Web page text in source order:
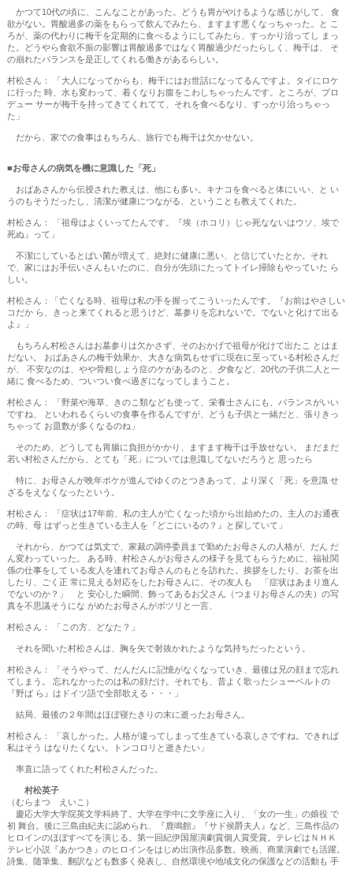
かつて10代の頃に、こんなことがあった。どうも胃がやけるような感じがして、 食
欲がない。胃酸過多の薬をもらって飲んでみたら、ますます悪くなっちゃった。と こ
ろが、薬の代わりに梅干を定期的に食べるようにしてみたら、すっかり治ってし まっ
た。どうやら食欲不振の影響は胃酸過多ではなく胃酸過少だったらしく、梅干は、 そ
の崩れたバランスを是正してくれる働きがあるらしい。
村松さん： 「大人になってからも、梅干にはお世話になってるんですよ。タイにロケ
に行った 時、水も変わって、着くなりお腹をこわしちゃったんです。ところが、プロ
デュー サーが梅干を持ってきてくれてて、それを食べるなり、すっかり治っちゃっ
た」
だから、家での食事はもちろん、旅行でも梅干は欠かせない。
■お母さんの病気を機に意識した「死」
おばあさんから伝授された教えは、他にも多い。キナコを食べると体にいい、と い
うのもそうだったし、清潔が健康につながる、ということも教えてくれた。
村松さん： 「祖母はよくいってたんです。『埃（ホコリ）じゃ死なないはウソ、埃で
死ぬ』って」
不潔にしているとばい菌が増えて、絶対に健康に悪い、と信じていたとか。それ
で、家にはお手伝いさんもいたのに、自分が先頭にたってトイレ掃除もやっていた ら
しい。
村松さん：「亡くなる時、祖母は私の手を握ってこういったんです。『お前はやさしい
コだか ら、きっと来てくれると思うけど、墓参りを忘れないで。でないと化けて出る
よ』」
もちろん村松さんはお墓参りは欠かさず、そのおかげで祖母が化けて出たこ とはま
だない。 おばあさんの梅干効果か、大きな病気もせずに現在に至っている村松さんだ
が、 不安なのは、やや骨粗しょう症のケがあるのと、夕食など、20代の子供二人と一
緒に 食べるため、ついつい食べ過ぎになってしまうこと。
村松さん： 「野菜や海草、きのこ類なども使って、栄養士さんにも、バランスがいい
ですね、 といわれるくらいの食事を作るんですが、どうも子供と一緒だと、張りきっ
ちゃって お皿数が多くなるのね」
そのため、どうしても胃腸に負担がかかり、ますます梅干は手放せない。 まだまだ
若い村松さんだから、とても「死」については意識してないだろうと 思ったら
特に、お母さんが晩年ボケが進んでゆくのとつきあって、より深く「死」を意識 せ
ざるをえなくなったという。
村松さん： 「症状は17年前、私の主人が亡くなった頃から出始めたの。主人のお通夜
の時、母 はずっと生きている主人を『どこにいるの？』と探していて」
それから、かつては気丈で、家裁の調停委員まで勤めたお母さんの人格が、だん だ
ん変わっていった。 ある時、村松さんがお母さんの様子を見てもらうために、福祉関
係の仕事をして いる友人を連れてお母さんのもとを訪れた。挨拶をしたり、お茶を出
したり、ごく正 常に見える対応をしたお母さんに、その友人も 「症状はあまり進ん
でないのか？」 と 安心した瞬間、飾ってあるお父さん（つまりお母さんの夫）の写
真を不思議そうにな がめたお母さんがポツリと一言、
村松さん： 「この方、どなた？」
それを聞いた村松さんは、胸を矢で射抜かれたような気持ちだったという。
村松さん： 「そうやって、だんだんに記憶がなくなっていき、最後は兄の顔まで忘れ
てしまう。 忘れなかったのは私の顔だけ。それでも、昔よく歌ったシューベルトの
『野ば ら』はドイツ語で全部歌える・・・」
結局、最後の２年間はほぼ寝たきりの末に逝ったお母さん。
村松さん： 「哀しかった。人格が違ってしまって生きている哀しさですね。できれば
私はそう はなりたくない。トンコロリと逝きたい」
率直に語ってくれた村松さんだった。
村松英子
（むらまつ えいこ）
慶応大学大学院英文学科終了。大学在学中に文学座に入り、「女の一生」の娘役 で
初 舞台。後に三島由紀夫に認められ、『鹿鳴館』『サド侯爵夫人』など、三島作品の
ヒロインのほぼすべてを演じる。第一回紀伊国屋演劇賞個人賞受賞。テレビはＮＨＫ
テレビ小説『あかつき』のヒロインをはじめ出演作品多数。映画、商業演劇でも活躍。
詩集、随筆集、翻訳なども数多く発表し、自然環境や地域文化の保護などの活動も 手